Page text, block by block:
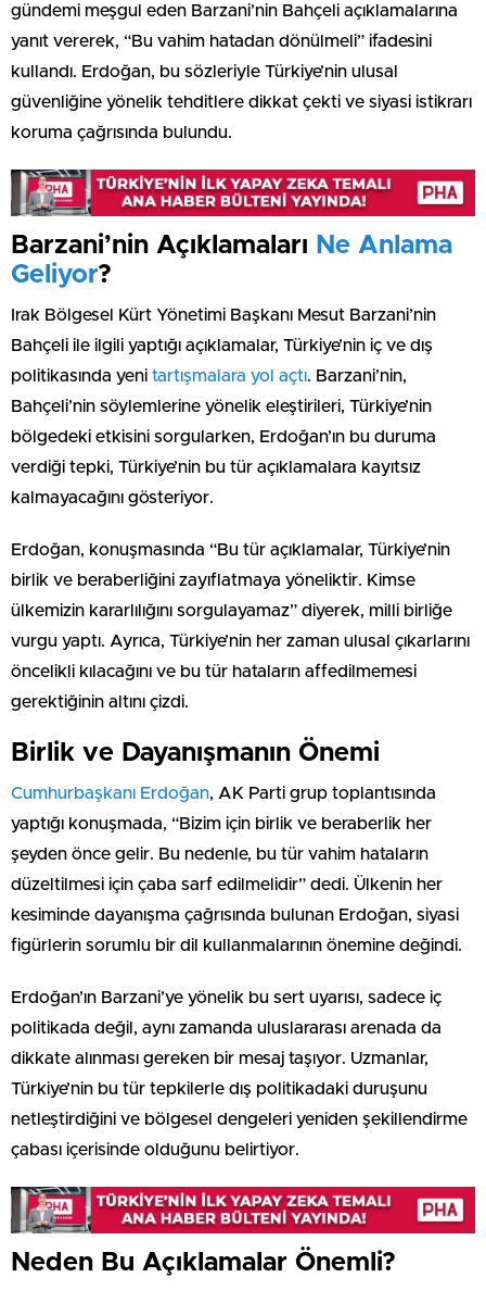
gündemi meşgul eden Barzani’nin Bahçeli açıklamalarına
yanıt vererek, “Bu vahim hatadan dönülmeli” ifadesini
kullandı. Erdoğan, bu sözleriyle Türkiye’nin ulusal
güvenliğine yönelik tehditlere dikkat çekti ve siyasi istikrarı
koruma çağrısında bulundu.
Barzani’nin Açıklamaları Ne Anlama
Geliyor?
Irak Bölgesel Kürt Yönetimi Başkanı Mesut Barzani’nin
Bahçeli ile ilgili yaptığı açıklamalar, Türkiye’nin iç ve dış
politikasında yeni tartışmalara yol açtı. Barzani’nin,
Bahçeli’nin söylemlerine yönelik eleştirileri, Türkiye’nin
bölgedeki etkisini sorgularken, Erdoğan’ın bu duruma
verdiği tepki, Türkiye’nin bu tür açıklamalara kayıtsız
kalmayacağını gösteriyor.
Erdoğan, konuşmasında “Bu tür açıklamalar, Türkiye’nin
birlik ve beraberliğini zayıflatmaya yöneliktir. Kimse
ülkemizin kararlılığını sorgulayamaz” diyerek, milli birliğe
vurgu yaptı. Ayrıca, Türkiye’nin her zaman ulusal çıkarlarını
öncelikli kılacağını ve bu tür hataların affedilmemesi
gerektiğinin altını çizdi.
Birlik ve Dayanışmanın Önemi
Cumhurbaşkanı Erdoğan, AK Parti grup toplantısında
yaptığı konuşmada, “Bizim için birlik ve beraberlik her
şeyden önce gelir. Bu nedenle, bu tür vahim hataların
düzeltilmesi için çaba sarf edilmelidir” dedi. Ülkenin her
kesiminde dayanışma çağrısında bulunan Erdoğan, siyasi
figürlerin sorumlu bir dil kullanmalarının önemine değindi.
Erdoğan’ın Barzani’ye yönelik bu sert uyarısı, sadece iç
politikada değil, aynı zamanda uluslararası arenada da
dikkate alınması gereken bir mesaj taşıyor. Uzmanlar,
Türkiye’nin bu tür tepkilerle dış politikadaki duruşunu
netleştirdiğini ve bölgesel dengeleri yeniden şekillendirme
çabası içerisinde olduğunu belirtiyor.
Neden Bu Açıklamalar Önemli?